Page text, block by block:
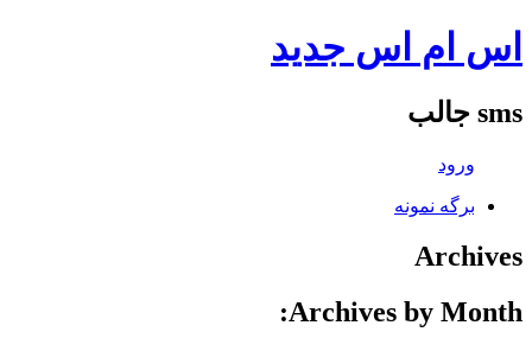
اس ام اس جدید
sms جالب
ورود
برگه نمونه
Archives
Archives by Month: